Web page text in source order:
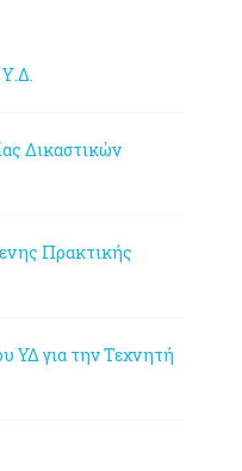
Δικαστικών
Πρακτικής
ΥΔ για την Τεχνητή